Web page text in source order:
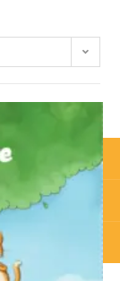
Adhérer
Contact